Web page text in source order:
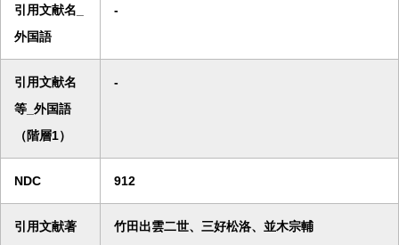
引用文献名_
外国語
-
引用文献名
等_外国語
（階層1）
-
NDC 912
引用文献著
竹田出雲二世、三好松洛、並木宗輔